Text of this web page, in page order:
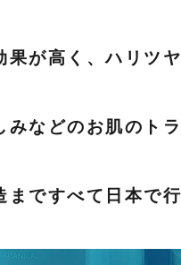
が高く、ハリツ
などのお肌のト
ですべて日本で